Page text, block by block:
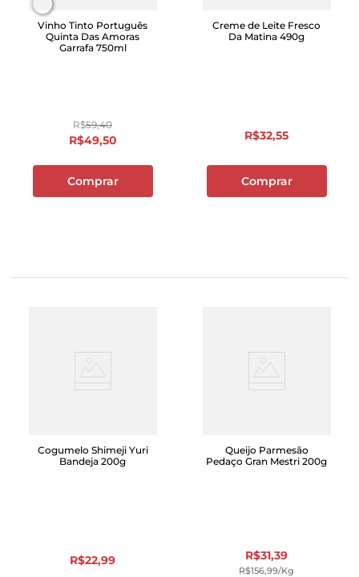
Vinho Tinto Português
Quinta Das Amoras
Garrafa 750ml
R$59,40
R$49,50
Comprar
Creme de Leite Fresco
Da Matina 490g
R$32,55
Comprar
Cogumelo Shimeji Yuri
Bandeja 200g
R$22,99
Queijo Parmesão
Pedaço Gran Mestri 200g
R$31,39
R$156,99/kg